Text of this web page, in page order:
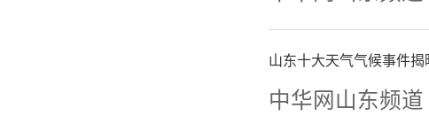
案》可以
字社会的
山东十大天气气候事件
中华网山东频道